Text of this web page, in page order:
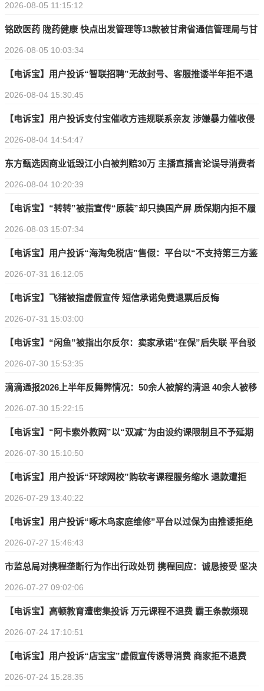
京市通信管理局通报或下架
2026-08-05 11:15:12
铭欧医药 陇药健康 快点出发管理等13款被甘肃省通信管理局与甘
肃省互联网信息办公室通报
2026-08-05 10:03:34
【电诉宝】用户投诉“智联招聘”无故封号、客服推诿半年拒不退
费
2026-08-04 15:30:45
【电诉宝】用户投诉支付宝催收方违规联系亲友 涉嫌暴力催收侵
犯隐私
2026-08-04 14:54:47
东方甄选因商业诋毁江小白被判赔30万 主播直播言论误导消费者
2026-08-04 10:20:39
【电诉宝】“转转”被指宣传“原装”却只换国产屏 质保期内拒不履
行售后义务
2026-08-03 15:07:34
【电诉宝】用户投诉“海淘免税店”售假：平台以“不支持第三方鉴
定”为由拒绝处理
2026-07-31 16:12:05
【电诉宝】飞猪被指虚假宣传 短信承诺免费退票后反悔
2026-07-31 15:03:00
【电诉宝】“闲鱼”被指出尔反尔：卖家承诺“在保”后失联 平台驳
回退款诉求
2026-07-30 15:53:35
滴滴通报2026上半年反舞弊情况：50余人被解约清退 40余人被移
送公安
2026-07-30 15:22:15
【电诉宝】“阿卡索外教网”以“双减”为由设约课限制且不予延期
公司处于“高风险”
2026-07-30 15:10:50
【电诉宝】用户投诉“环球网校”购软考课程服务缩水 退款遭拒
2026-07-29 13:40:22
【电诉宝】用户投诉“啄木鸟家庭维修”平台以过保为由推诿拒绝
处理售后问题
2026-07-27 15:46:43
市监总局对携程垄断行为作出行政处罚 携程回应：诚恳接受 坚决
服从
2026-07-27 09:02:06
【电诉宝】高顿教育遭密集投诉 万元课程不退费 霸王条款频现
2026-07-24 17:10:51
【电诉宝】用户投诉“店宝宝”虚假宣传诱导消费 商家拒不退费
2026-07-24 15:28:35